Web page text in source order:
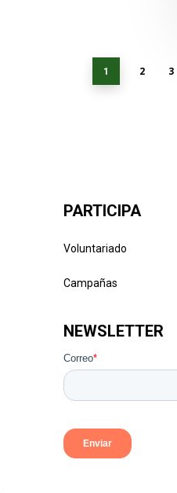
1 2 3
PARTICIPA
Voluntariado
Campañas
NEWSLETTER